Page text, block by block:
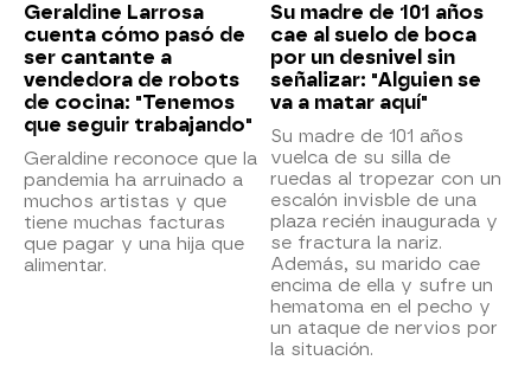
Geraldine Larrosa
cuenta cómo pasó de
ser cantante a
vendedora de robots
de cocina: "Tenemos
que seguir trabajando"
Geraldine reconoce que la
pandemia ha arruinado a
muchos artistas y que
tiene muchas facturas
que pagar y una hija que
alimentar.
Su madre de 101 años
cae al suelo de boca
por un desnivel sin
señalizar: "Alguien se
va a matar aquí"
Su madre de 101 años
vuelca de su silla de
ruedas al tropezar con un
escalón invisble de una
plaza recién inaugurada y
se fractura la nariz.
Además, su marido cae
encima de ella y sufre un
hematoma en el pecho y
un ataque de nervios por
la situación.